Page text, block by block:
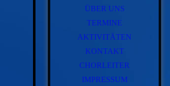
ÜBER UNS
TERMINE
AKTIVITÄTEN
KONTAKT
CHORLEITER
IMPRESSUM